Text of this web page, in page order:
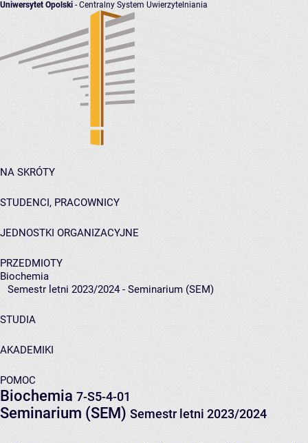
Uniwersytet Opolski - Centralny System Uwierzytelniania
NA SKRÓTY
STUDENCI, PRACOWNICY
JEDNOSTKI ORGANIZACYJNE
PRZEDMIOTY
Biochemia
Semestr letni 2023/2024 - Seminarium (SEM)
STUDIA
AKADEMIKI
POMOC
Biochemia 7-S5-4-01
Seminarium (SEM) Semestr letni 2023/2024